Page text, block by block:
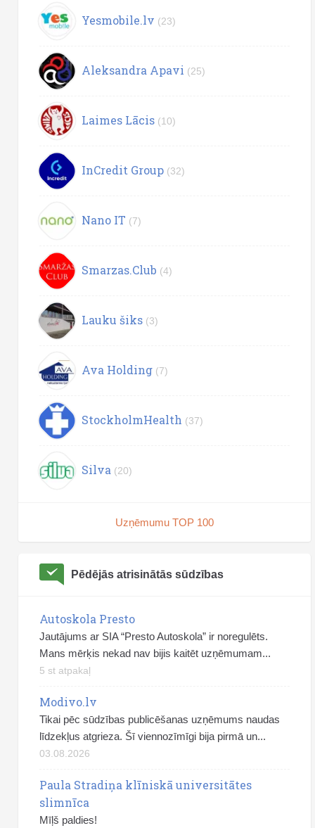
Yesmobile.lv (23)
Aleksandra Apavi (25)
Laimes Lācis (10)
InCredit Group (32)
Nano IT (7)
Smarzas.Club (4)
Lauku šiks (3)
Ava Holding (7)
StockholmHealth (37)
Silva (20)
Uzņēmumu TOP 100
Pēdējās atrisinātās sūdzības
Autoskola Presto
Jautājums ar SIA “Presto Autoskola” ir noregulēts.
Mans mērķis nekad nav bijis kaitēt uzņēmumam...
5 st atpakaļ
Modivo.lv
Tikai pēc sūdzības publicēšanas uzņēmums naudas
līdzekļus atgrieza. Šī viennozīmīgi bija pirmā un...
03.08.2026
Paula Stradiņa klīniskā universitātes
slimnīca
Mīļš paldies!